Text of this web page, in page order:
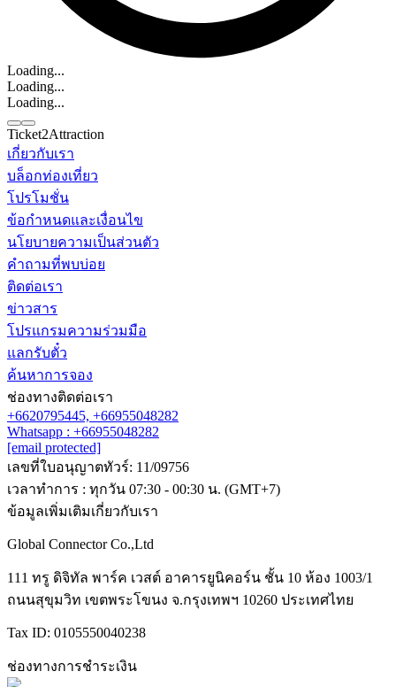
Loading...
Loading...
Loading...
ติดต่อเรา
Line
Ticket2Attraction
เกี่ยวกับเรา
บล็อกท่องเที่ยว
โปรโมชั่น
ข้อกำหนดและเงื่อนไข
นโยบายความเป็นส่วนตัว
คำถามที่พบบ่อย
ติดต่อเรา
ข่าวสาร
โปรแกรมความร่วมมือ
แลกรับตั๋ว
ค้นหาการจอง
ช่องทางติดต่อเรา
+6620795445, +66955048282
Whatsapp : +66955048282
[email protected]
เลขที่ใบอนุญาตทัวร์: 11/09756
เวลาทำการ : ทุกวัน 07:30 - 00:30 น. (GMT+7)
ข้อมูลเพิ่มเติมเกี่ยวกับเรา
Global Connector Co.,Ltd
111 ทรู ดิจิทัล พาร์ค เวสต์ อาคารยูนิคอร์น ชั้น 10 ห้อง 1003/1
ถนนสุขุมวิท เขตพระโขนง จ.กรุงเทพฯ 10260 ประเทศไทย
Tax ID: 0105550040238
ช่องทางการชำระเงิน